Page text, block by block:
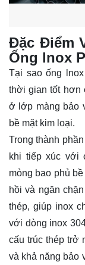
Đặc Điểm
Ống lnox
Tại sao ống
thời gian tốt hơn
ở lớp màng bảo
bề mặt kim loại.
Trong thành
khi tiếp xúc với
mỏng bao phủ
hồi và ngăn
thép, giúp inox
với dòng inox
cấu trúc thép trở
và khả năng bảo